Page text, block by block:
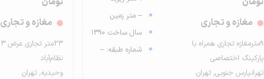
مغازه و تجاری
۹مترمغازه تجاری همراه با
پارکینگ اختصاصی
تهرانپارس جنوبی, تهران
-- متر زمین
سال ساخت 1390
شماره طبقه: --
مغازه و تجاری
نظام‌آباد
وحیدیه, تهران